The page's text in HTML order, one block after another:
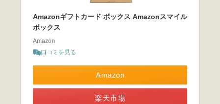
Amazonギフトカード ボックス Amazonスマイル
ボックス
Amazon
口コミを見る
Amazon
楽天市場